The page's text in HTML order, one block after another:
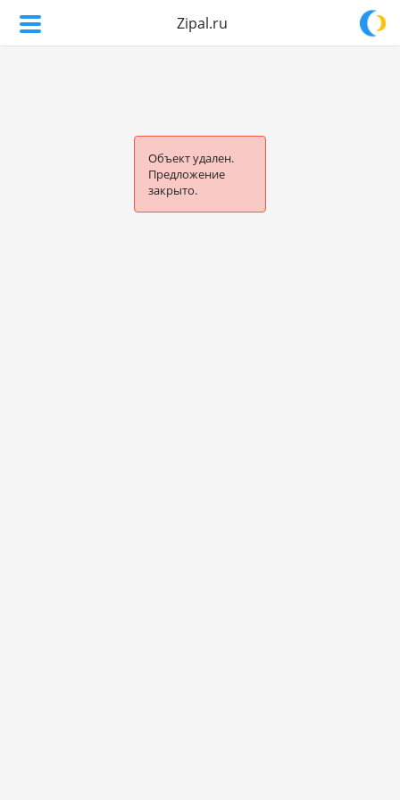
Zipal.ru
Объект удален.
Предложение
закрыто.